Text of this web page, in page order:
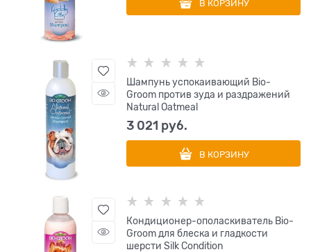
В КОРЗИНУ
Шампунь успокаивающий Bio-
Groom против зуда и раздражений
Natural Oatmeal
3 021 руб.
В КОРЗИНУ
Кондиционер-ополаскиватель Bio-
Groom для блеска и гладкости
шерсти Silk Condition